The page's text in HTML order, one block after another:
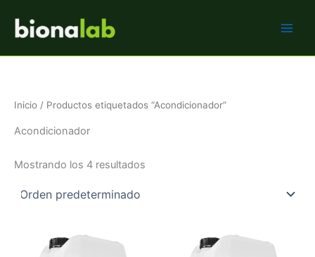
contenido
Inicio / Productos etiquetados “Acondicionador”
Acondicionador
Mostrando los 4 resultados